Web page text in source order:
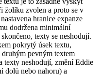
žolíku zvolen a proto se v
hranice expanze
dodržena minimální
texty se neshodují.
pokrytý úsek textu,
druhým pevným textem
texty neshodují, změní Eddie
dolů nebo nahoru) a